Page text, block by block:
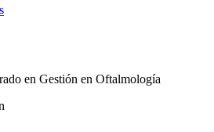
en Gestión en Oftalmología